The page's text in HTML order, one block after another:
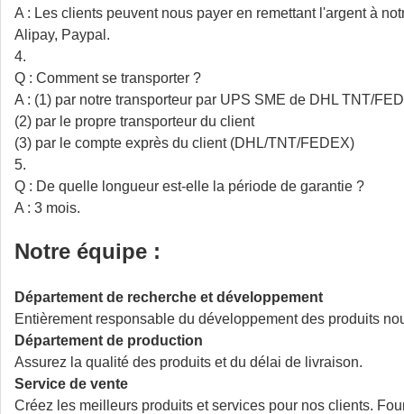
A : Les clients peuvent nous payer en remettant l'argent à
Alipay, Paypal.
4.
Q : Comment se transporter ?
A : (1) par notre transporteur par UPS SME de DHL TNT/
(2) par le propre transporteur du client
(3) par le compte exprès du client (DHL/TNT/FEDEX)
5.
Q : De quelle longueur est-elle la période de garantie ?
A : 3 mois.
Notre équipe :
Département de recherche et développement
Entièrement responsable du développement des produits
Département de production
Assurez la qualité des produits et du délai de livraison.
Service de vente
Créez les meilleurs produits et services pour nos clients.